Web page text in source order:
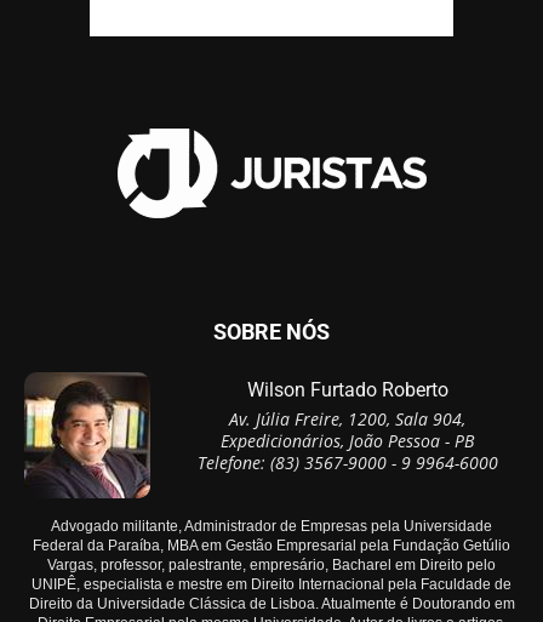
SOBRE NÓS
Wilson Furtado Roberto
Av. Júlia Freire, 1200, Sala 904,
Expedicionários, João Pessoa - PB
Telefone: (83) 3567-9000 - 9 9964-6000
Advogado militante, Administrador de Empresas pela Universidade
Federal da Paraíba, MBA em Gestão Empresarial pela Fundação Getúlio
Vargas, professor, palestrante, empresário, Bacharel em Direito pelo
UNIPÊ, especialista e mestre em Direito Internacional pela Faculdade de
Direito da Universidade Clássica de Lisboa. Atualmente é Doutorando em